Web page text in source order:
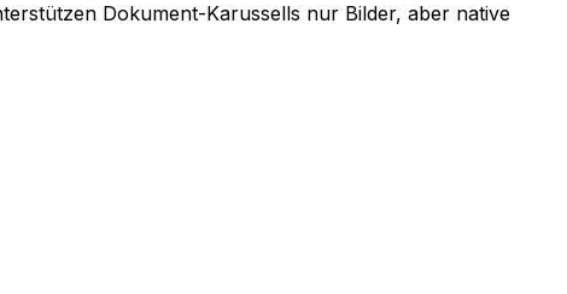
Dokument-Karussells nur Bilder, aber native